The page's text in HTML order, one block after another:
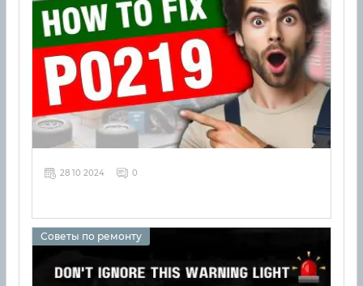
28 10 2024 0
Советы по ремонту